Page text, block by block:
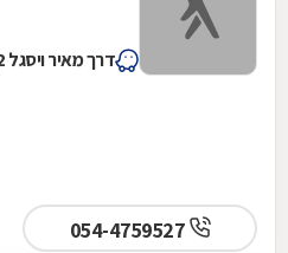
דרך מאיר ויסגל 2, רחובות